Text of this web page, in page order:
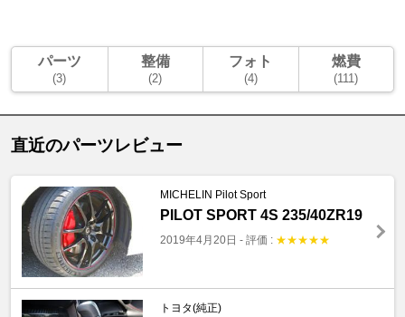
パーツ
(3)
整備
(2)
フォト
(4)
燃費
(111)
直近のパーツレビュー
MICHELIN Pilot Sport
PILOT SPORT 4S 235/40ZR19
2019年4月20日 - 評価 : ★★★★★
トヨタ(純正)